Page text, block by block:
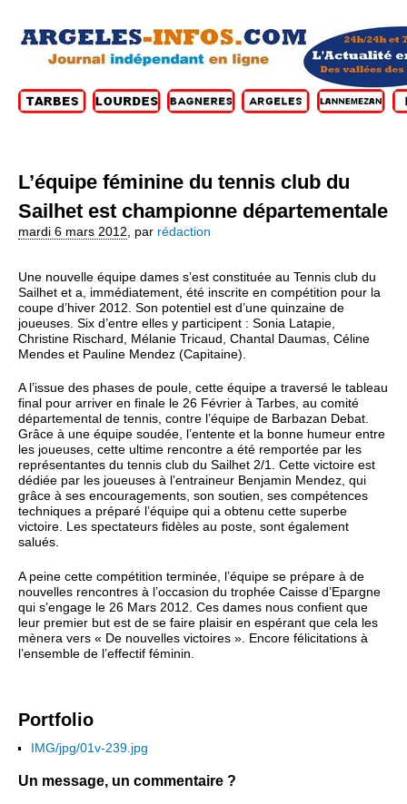
L’équipe féminine du tennis club du
Sailhet est championne départementale
mardi 6 mars 2012 par rédaction
Une nouvelle équipe dames s’est constituée au Tennis club du
Sailhet et a, immédiatement, été inscrite en compétition pour la
coupe d’hiver 2012. Son potentiel est d’une quinzaine de
joueuses. Six d’entre elles y participent : Sonia Latapie,
Christine Rischard, Mélanie Tricaud, Chantal Daumas, Céline
Mendes et Pauline Mendez (Capitaine).
A l’issue des phases de poule, cette équipe a traversé le tableau
final pour arriver en finale le 26 Février à Tarbes, au comité
départemental de tennis, contre l’équipe de Barbazan Debat.
Grâce à une équipe soudée, l’entente et la bonne humeur entre
les joueuses, cette ultime rencontre a été remportée par les
représentantes du tennis club du Sailhet 2/1. Cette victoire est
dédiée par les joueuses à l’entraineur Benjamin Mendez, qui
grâce à ses encouragements, son soutien, ses compétences
techniques a préparé l’équipe qui a obtenu cette superbe
victoire. Les spectateurs fidèles au poste, sont également
salués.
A peine cette compétition terminée, l’équipe se prépare à de
nouvelles rencontres à l’occasion du trophée Caisse d’Epargne
qui s’engage le 26 Mars 2012. Ces dames nous confient que
leur premier but est de se faire plaisir en espérant que cela les
mènera vers « De nouvelles victoires ». Encore félicitations à
l’ensemble de l’effectif féminin.
Portfolio
IMG/jpg/01v-239.jpg
Un message, un commentaire ?